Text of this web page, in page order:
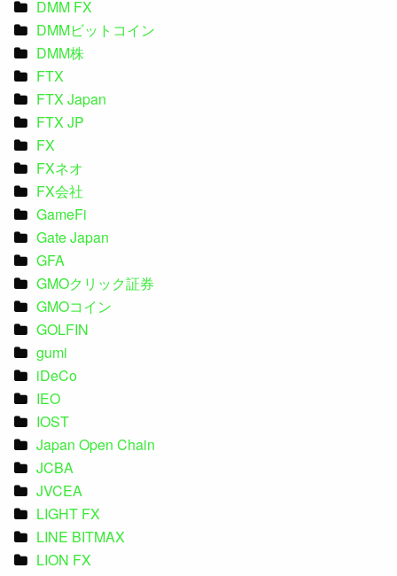
DMM FX
DMMビットコイン
DMM株
FTX
FTX Japan
FTX JP
FX
FXネオ
FX会社
GameFi
Gate Japan
GFA
GMOクリック証券
GMOコイン
GOLFIN
gumi
iDeCo
IEO
IOST
Japan Open Chain
JCBA
JVCEA
LIGHT FX
LINE BITMAX
LION FX